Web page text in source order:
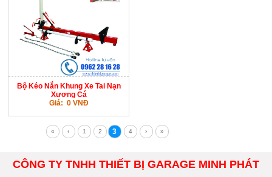
Bộ Kéo Nắn Khung Xe Tai Nạn
Xương Cá
Giá: 0 VNĐ
« ‹ 1 2 3 4 › »
CÔNG TY TNHH THIẾT BỊ GARAGE MINH PHÁT